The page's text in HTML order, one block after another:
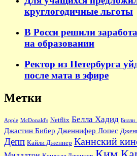
круглогодичные льготы
В Росси решили
на образовании
Ректор из Петербурга
после мата в эфире
Метки
Apple McDonald's Netflix Белла Хадид
Джастин Бибер Дженнифер Лопес
Депп Кайли Дженнер Каннский